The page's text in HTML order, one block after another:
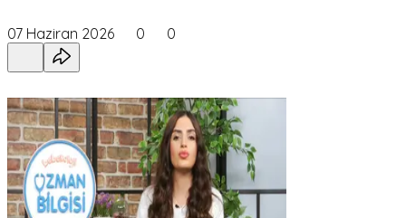
07 Haziran 2026 0 0